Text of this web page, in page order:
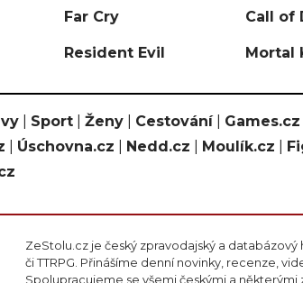
Far Cry Call of
Resident Evil Mortal
Sport Ženy Cestování| Games.cz
Úschovna.cz Nedd.cz Moulík.cz
ZeStolu.cz je český zpravodajský a
či TTRPG. Přinášíme denní novinky, recenze,
Spolupracujeme se všemi českými a